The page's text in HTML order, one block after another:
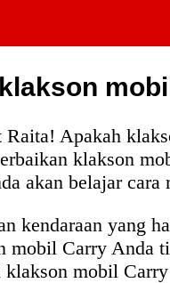
Raita! Apakah
klakson
akan belajar cara
kendaraan yang
mobil Carry Anda
klakson mobil